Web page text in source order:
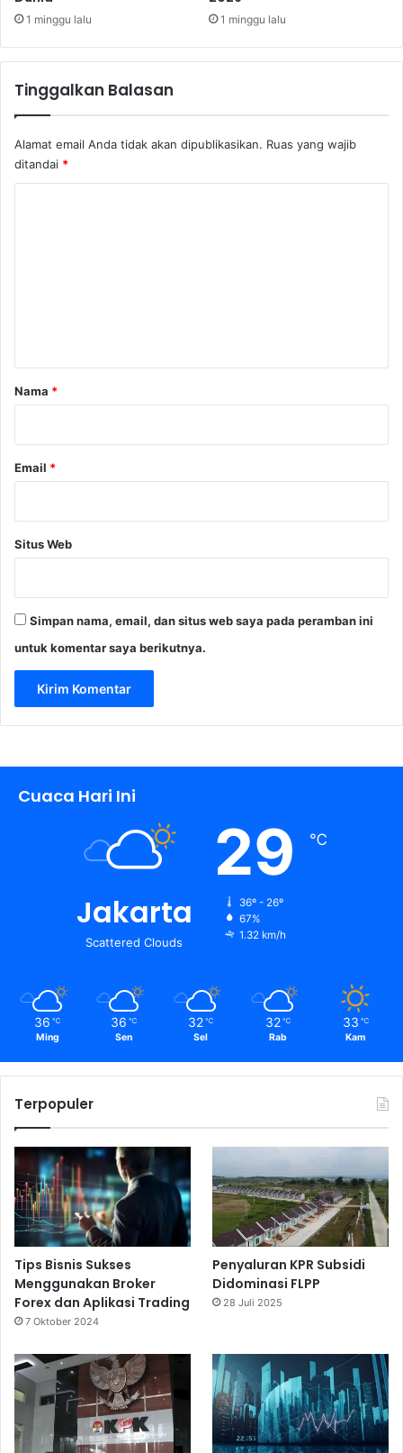
i
T
P
e
r
s
1 minggu lalu 1 minggu lalu
Tinggalkan Balasan
Alamat email Anda tidak akan dipublikasikan. Ruas yang wajib
ditandai *
r
Nama *
Email *
Situs Web
Simpan nama, email, dan situs web saya pada peramban ini
untuk komentar saya berikutnya.
Cuaca Hari Ini
Jakarta
Scattered Clouds
29 ℃
36º - 26º
67%
1.32 km/h
36 ℃
Ming
36 ℃
Sen
32 ℃
Sel
32 ℃
Rab
33 ℃
Kam
Terpopuler
Tips Bisnis Sukses
Menggunakan Broker
Forex dan Aplikasi Trading
7 Oktober 2024
Penyaluran KPR Subsidi
Didominasi FLPP
28 Juli 2025